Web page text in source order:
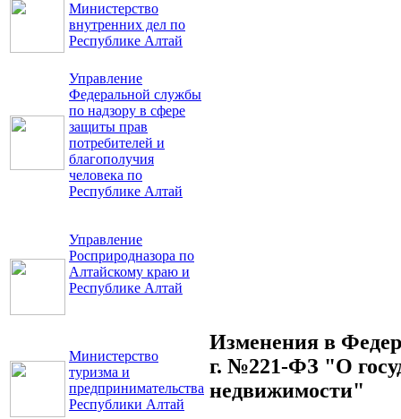
Министерство
внутренних дел по
Республике Алтай
Управление
Федеральной службы
по надзору в сфере
защиты прав
потребителей и
благополучия
человека по
Республике Алтай
Управление
Росприродназора по
Алтайскому краю и
Республике Алтай
Министерство
туризма и
предпринимательства
Республики Алтай
Изменения в
г. №221-ФЗ "О
недвижимости"